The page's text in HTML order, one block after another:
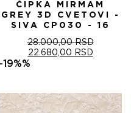
ČIPKA MIRMAM
GREY 3D CVETOVI -
SIVA CP030 - 16
28.000,00RSD
ОРИГИНАЛНА
ЦЕНА
28.000,00 RSD.
22.680,00 RSD
-19%%